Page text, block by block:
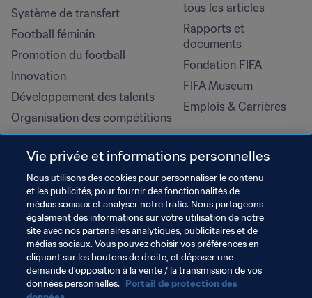
Système de transfert
Football féminin
Promotion du football
Innovation
Développement des talents
Organisation des compétitions
Développement durable
Droits de l'homme et lutte contre
la discrimination
Santé et médical
Initiatives en matière de
formation
tous les articles
Rapports et
documents
Fondation FIFA
FIFA Museum
Emplois & Carrières
Vie privée et informations personnelles
Nous utilisons des cookies pour personnaliser le contenu
et les publicités, pour fournir des fonctionnalités de
médias sociaux et analyser notre trafic. Nous partageons
également des informations sur votre utilisation de notre
site avec nos partenaires analytiques, publicitaires et de
médias sociaux. Vous pouvez choisir vos préférences en
cliquant sur les boutons de droite, et déposer une
demande d’opposition à la vente / la transmission de vos
données personnelles. Portail de protection des